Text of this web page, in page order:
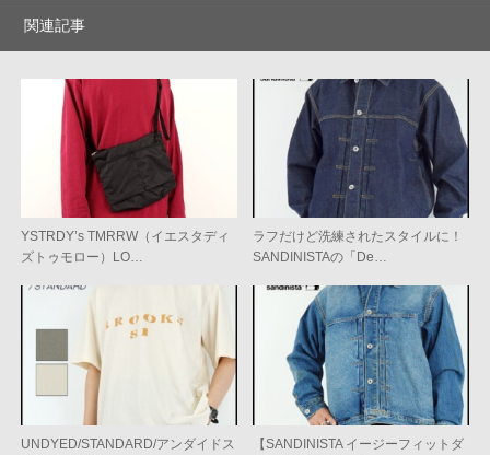
関連記事
YSTRDY’s TMRRW（イエスタディ
ズトゥモロー）LO…
ラフだけど洗練されたスタイルに！
SANDINISTAの「De…
UNDYED/STANDARD/アンダイドス
【SANDINISTA イージーフィットダ